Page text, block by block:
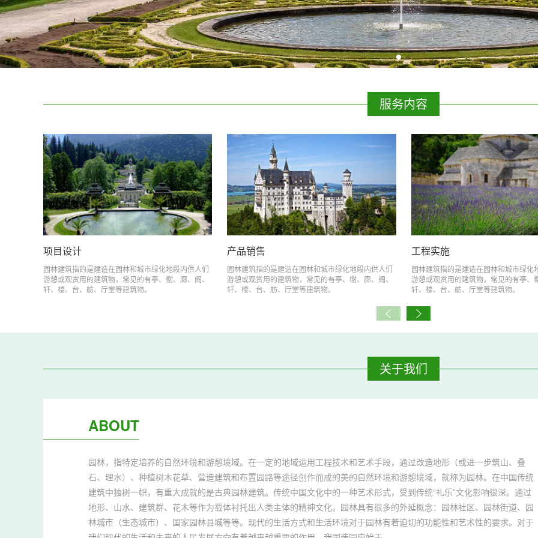
服务内容
项目设计
园林建筑指的是建造在园林和城市绿化地段内供人们
游憩或观赏用的建筑物，常见的有亭、榭、廊、阁、
轩、楼、台、舫、厅堂等建筑物。
产品销售
园林建筑指的是建造在园林和城市绿化地段内供人们
游憩或观赏用的建筑物，常见的有亭、榭、廊、阁、
轩、楼、台、舫、厅堂等建筑物。
工程实施
园林建筑指的是建造在园林和城市绿化
游憩或观赏用的建筑物，常见的有亭、
轩、楼、台、舫、厅堂等建筑物。
关于我们
ABOUT
园林，指特定培养的自然环境和游憩境域。在一定的地域运用工程技术和艺术手段，通过改造地形（或进一步筑山、叠
石、理水）、种植树木花草、营造建筑和布置园路等途径创作而成的美的自然环境和游憩境域，就称为园林。在中国传统
建筑中独树一帜，有重大成就的是古典园林建筑。传统中国文化中的一种艺术形式，受到传统“礼乐”文化影响很深。通过
地形、山水、建筑群、花木等作为载体衬托出人类主体的精神文化。园林具有很多的外延概念：园林社区、园林街道、园
林城市（生态城市）、国家园林县城等等。现代的生活方式和生活环境对于园林有着迫切的功能性和艺术性的要求。对于